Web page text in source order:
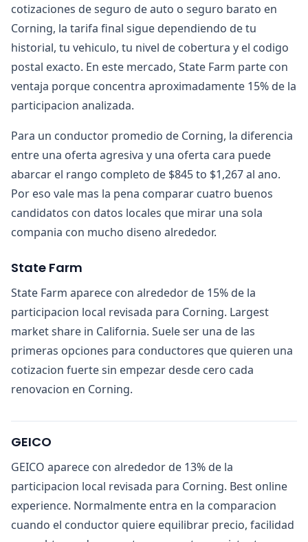
cotizaciones de seguro de auto o seguro barato en
Corning, la tarifa final sigue dependiendo de tu
historial, tu vehiculo, tu nivel de cobertura y el codigo
postal exacto. En este mercado, State Farm parte con
ventaja porque concentra aproximadamente 15% de la
participacion analizada.
Para un conductor promedio de Corning, la diferencia
entre una oferta agresiva y una oferta cara puede
abarcar el rango completo de $845 to $1,267 al ano.
Por eso vale mas la pena comparar cuatro buenos
candidatos con datos locales que mirar una sola
compania con mucho diseno alrededor.
State Farm
State Farm aparece con alrededor de 15% de la
participacion local revisada para Corning. Largest
market share in California. Suele ser una de las
primeras opciones para conductores que quieren una
cotizacion fuerte sin empezar desde cero cada
renovacion en Corning.
GEICO
GEICO aparece con alrededor de 13% de la
participacion local revisada para Corning. Best online
experience. Normalmente entra en la comparacion
cuando el conductor quiere equilibrar precio, facilidad